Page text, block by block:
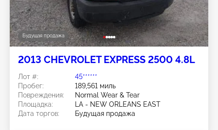
Будущая продажа
2013 CHEVROLET EXPRESS 2500 4.8L
Лот #:
45******
Пробег:
189,561 миль
Повреждения:
Normal Wear & Tear
Площадка:
LA - NEW ORLEANS EAST
Дата торгов:
Будущая продажа